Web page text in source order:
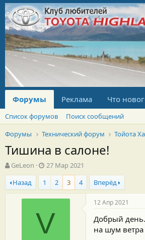
Форумы Реклама Что
Список форумов
Поиск сообщений
Форумы
Технический форум Тойота
Тишина в салоне!
А
в
т
о
GeLeon
Д
а
а
н
ч
а
27 Мар 2021
Назад
1 2 3 4 Вперёд
V
12 Апр 2021
Добрый
на шум